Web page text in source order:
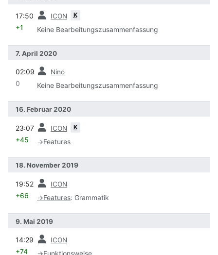
17:50 ICON K
+1 Keine Bearbeitungszusammenfassung
7. April 2020
02:09 Nino
0 Keine Bearbeitungszusammenfassung
16. Februar 2020
23:07 ICON K
+45 →Features
18. November 2019
19:52 ICON
+66 →Features: Grammatik
9. Mai 2019
14:29 ICON
+74 →Funktionsweise